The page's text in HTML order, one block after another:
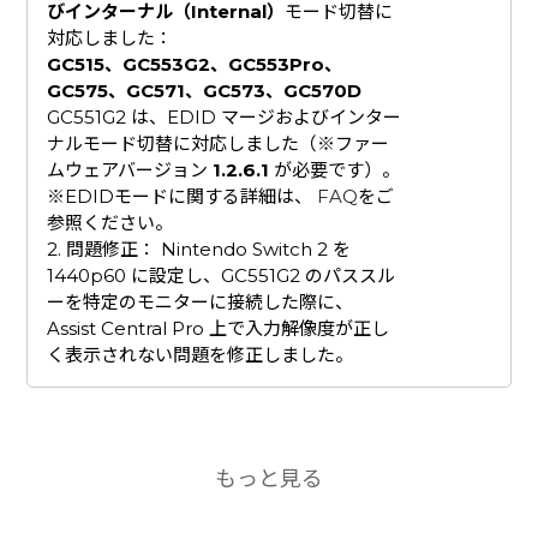
びインターナル（Internal） モード切替に
対応しました：
GC515、GC553G2、GC553Pro、
GC575、GC571、GC573、GC570D
GC551G2 は、EDID マージおよびインター
ナルモード切替に対応しました（※ファー
ムウェアバージョン 1.2.6.1 が必要です）。
※EDIDモードに関する詳細は、 FAQをご
参照ください。
2. 問題修正： Nintendo Switch 2 を
1440p60 に設定し、GC551G2 のパススル
ーを特定のモニターに接続した際に、
Assist Central Pro 上で入力解像度が正し
く表示されない問題を修正しました。
もっと見る